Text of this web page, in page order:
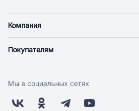
Компания
Новости
Поставщикам
Заводчикам
Покупателям
Оплата
Бонусная программа
Мы в социальных сетях